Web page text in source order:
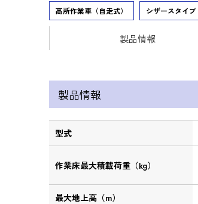
高所作業車（自走式） シザースタイプ
製品情報
製品情報
型式
作業床最大積載荷重（kg）
最大地上高（m）